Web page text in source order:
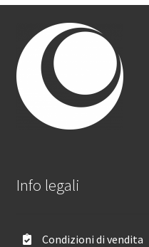
Info legali
Condizioni di vendita